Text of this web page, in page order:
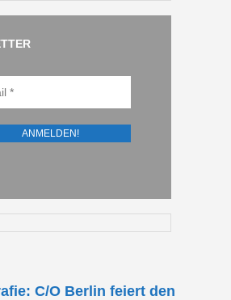
C/O Berlin feiert den